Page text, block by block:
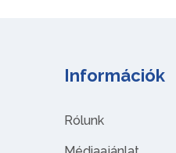
Információk
Rólunk